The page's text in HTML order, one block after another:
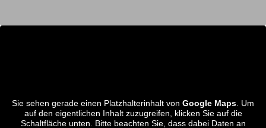
Sie sehen gerade einen Platzhalterinhalt von Google Maps . Um
auf den eigentlichen Inhalt zuzugreifen, klicken Sie auf die
Schaltfläche unten. Bitte beachten Sie, dass dabei Daten an